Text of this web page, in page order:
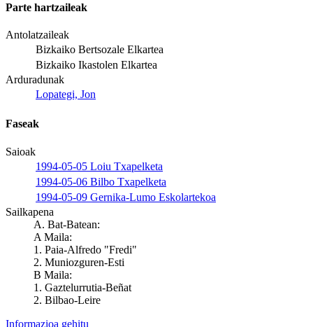
Parte hartzaileak
Antolatzaileak
Bizkaiko Bertsozale Elkartea
Bizkaiko Ikastolen Elkartea
Arduradunak
Lopategi, Jon
Faseak
Saioak
1994-05-05 Loiu Txapelketa
1994-05-06 Bilbo Txapelketa
1994-05-09 Gernika-Lumo Eskolartekoa
Sailkapena
A. Bat-Batean:
A Maila:
1. Paia-Alfredo "Fredi"
2. Muniozguren-Esti
B Maila:
1. Gaztelurrutia-Beñat
2. Bilbao-Leire
Informazioa gehitu